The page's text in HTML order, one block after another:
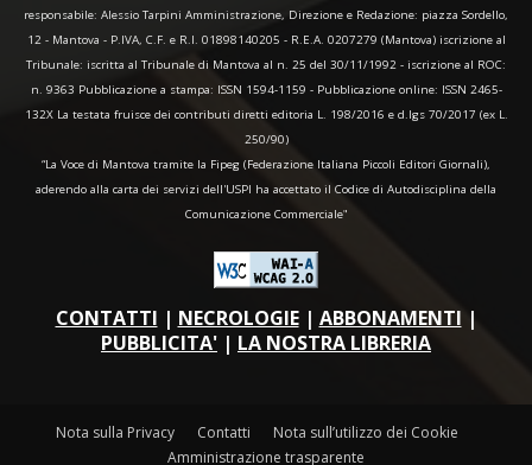
responsabile: Alessio Tarpini Amministrazione, Direzione e Redazione: piazza Sordello,
12 - Mantova - P.IVA, C.F. e R.I. 01898140205 - R.E.A. 0207279 (Mantova) iscrizione al
Tribunale: iscritta al Tribunale di Mantova al n. 25 del 30/11/1992 - iscrizione al ROC:
n. 9363 Pubblicazione a stampa: ISSN 1594-1159 - Pubblicazione online: ISSN 2465-
132X La testata fruisce dei contributi diretti editoria L. 198/2016 e d.lgs 70/2017 (ex L.
250/90)
“La Voce di Mantova tramite la Fipeg (Federazione Italiana Piccoli Editori Giornali),
aderendo alla carta dei servizi dell'USPI ha accettato il Codice di Autodisciplina della
Comunicazione Commerciale"
CONTATTI | NECROLOGIE| ABBONAMENTI |
PUBBLICITA' | LA NOSTRA LIBRERIA
Nota sulla Privacy Contatti
Nota sull’utilizzo dei Cookie
Amministrazione trasparente